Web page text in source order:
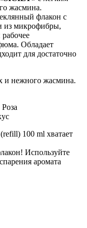
жасмина.
флакон с
из микрофибры,
Обладает
для достаточно
и нежного жасмина.
100 ml хватает
Используйте
аромата